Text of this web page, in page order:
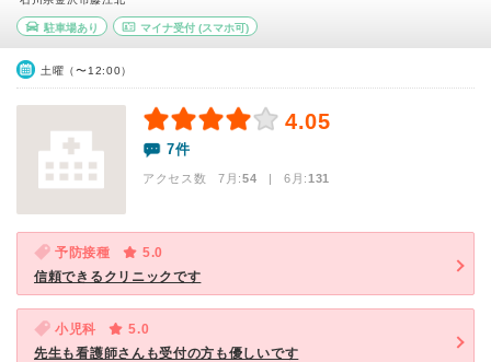
駐車場あり マイナ受付(スマホ可)
土曜（〜12:00）
4.05
7件
アクセス数 7月:54 | 6月:131
予防接種
5.0
信頼できるクリニックです
小児科
5.0
先生も看護師さんも受付の方も優しいです